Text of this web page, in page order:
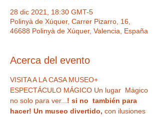
28 dic 2021, 18:30 GMT-5
Polinyà de Xúquer, Carrer Pizarro, 16,
46688 Polinyà de Xúquer, Valencia, España
Acerca del evento
VISITA A LA CASA MUSEO+
ESPECTÁCULO MÁGICO Un lugar  Mágico
no solo para ver... ! si no  también para
hacer! Un museo divertido, con ilusiones